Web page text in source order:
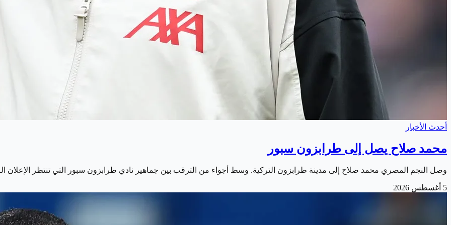
أحدث الأخبار
محمد صلاح يصل إلى طرابزون سبور
وصل النجم المصري محمد صلاح إلى مدينة طرابزون التركية. وسط أجواء من الترقب بين جماهير نادي طرابزون سبور التي تنتظر
5 أغسطس 2026